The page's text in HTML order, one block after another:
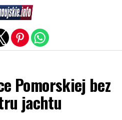
Pomorskiej bez
jachtu
version